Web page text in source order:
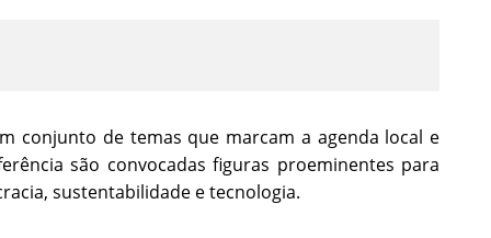
conjunto de temas que marcam a agenda local e
são convocadas figuras proeminentes para
sustentabilidade e tecnologia.